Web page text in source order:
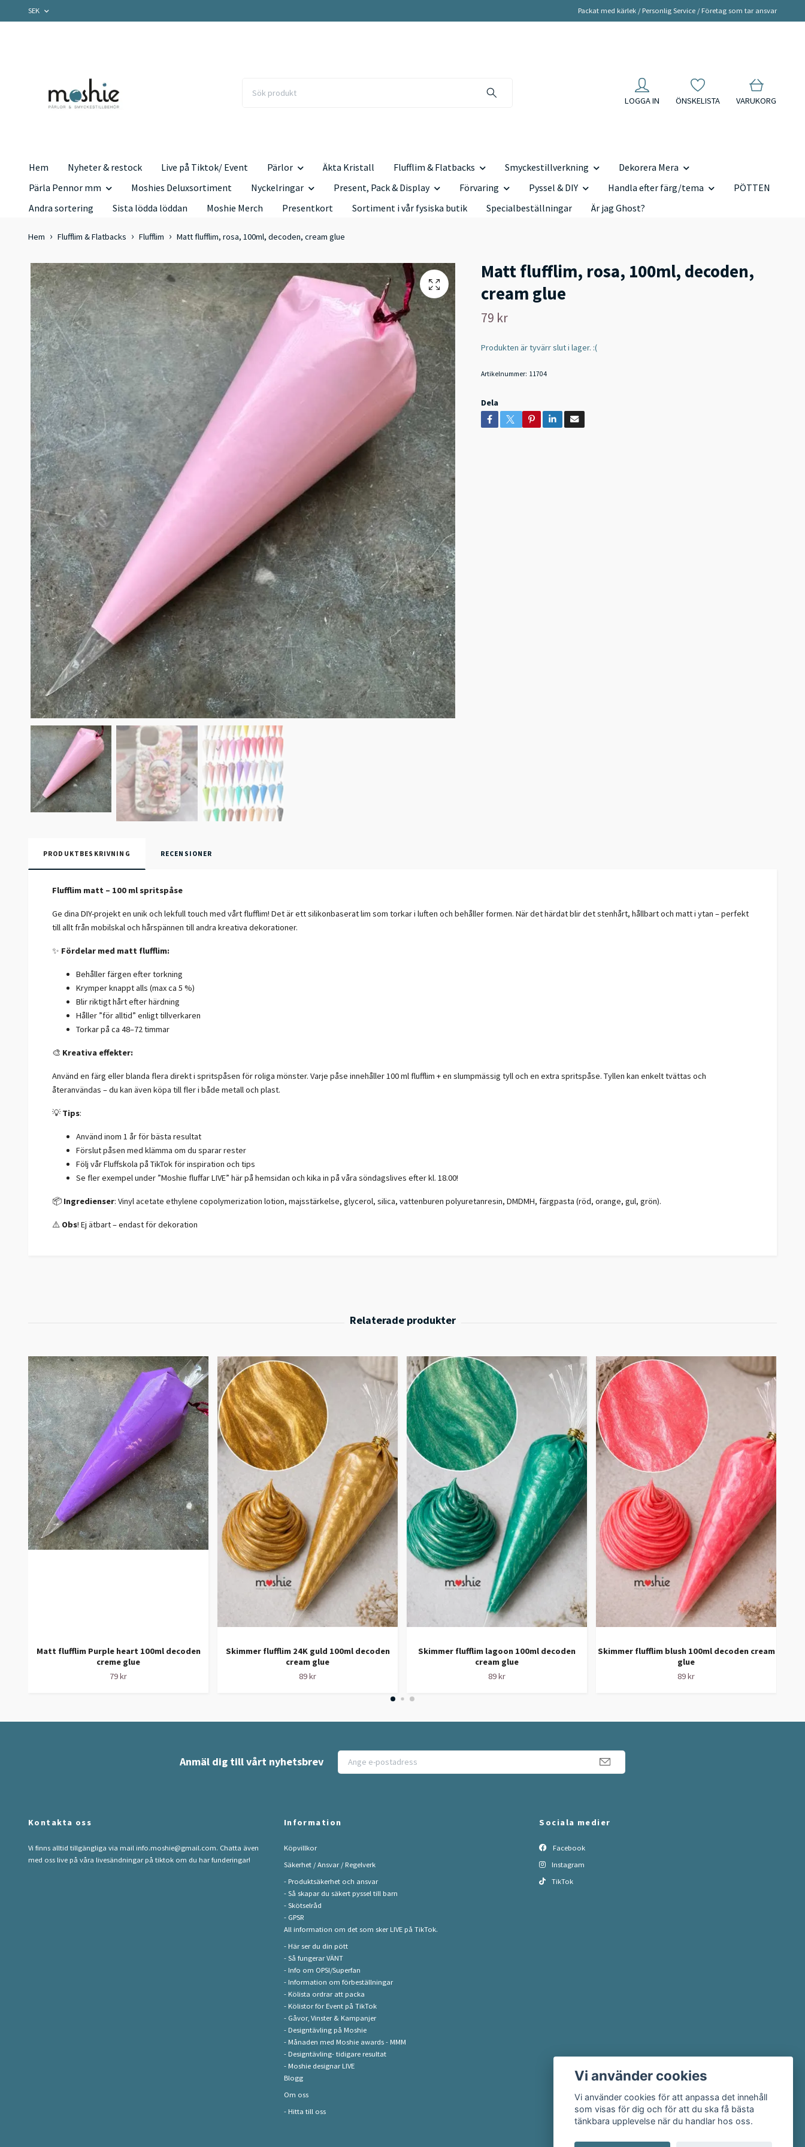
SEK Packat med kärlek / Personlig Service / Företag som tar ansvar
LOGGA IN ÖNSKELISTA VARUKORG
Hem Nyheter & restock Live på Tiktok/ Event Pärlor Äkta Kristall Flufflim & Flatbacks Smyckestillverkning
Dekorera Mera
Pärla Pennor mm
Moshies Deluxsortiment Nyckelringar Present, Pack & Display Förvaring Pyssel & DIY Handla efter färg/tema
PÖTTEN
Andra sortering
Sista lödda löddan Moshie Merch Presentkort Sortiment i vår fysiska butik Specialbeställningar Är jag Ghost?
Hem Flufflim & Flatbacks Flufflim Matt flufflim, rosa, 100ml, decoden, cream glue
Matt flufflim, rosa, 100ml, decoden,
cream glue
79 kr
Produkten är tyvärr slut i lager. :(
Artikelnummer: 11704
Dela
PRODUKTBESKRIVNING RECENSIONER
Flufflim matt – 100 ml spritspåse
Ge dina DIY-projekt en unik och lekfull touch med vårt flufflim! Det är ett silikonbaserat lim som torkar i luften och behåller formen. När det härdat blir det stenhårt, hållbart och matt i ytan – perfekt
till allt från mobilskal och hårspännen till andra kreativa dekorationer.
✨ Fördelar med matt flufflim:
Behåller färgen efter torkning
Krymper knappt alls (max ca 5 %)
Blir riktigt hårt efter härdning
Håller ”för alltid” enligt tillverkaren
Torkar på ca 48–72 timmar
🎨 Kreativa effekter:
Använd en färg eller blanda flera direkt i spritspåsen för roliga mönster. Varje påse innehåller 100 ml flufflim + en slumpmässig tyll och en extra spritspåse. Tyllen kan enkelt tvättas och
återanvändas – du kan även köpa till fler i både metall och plast.
💡Tips:
Använd inom 1 år för bästa resultat
Förslut påsen med klämma om du sparar rester
Följ vår Fluffskola på TikTok för inspiration och tips
Se fler exempel under ”Moshie fluffar LIVE” här på hemsidan och kika in på våra söndagslives efter kl. 18.00!
📦 Ingredienser: Vinyl acetate ethylene copolymerization lotion, majsstärkelse, glycerol, silica, vattenburen polyuretanresin, DMDMH, färgpasta (röd, orange, gul, grön).
⚠️ Obs! Ej ätbart – endast för dekoration
Matt flufflim Purple heart 100ml decoden
creme glue
79 kr
Skimmer flufflim 24K guld 100ml decoden
cream glue
89 kr
Skimmer flufflim lagoon 100ml decoden
cream glue
89 kr
Skimmer flufflim blush 100ml decoden cream
glue
89 kr
Anmäl dig till vårt nyhetsbrev
Kontakta oss
Vi finns alltid tillgängliga via mail info.moshie@gmail.com. Chatta även
med oss live på våra livesändningar på tiktok om du har funderingar!
Information
Köpvillkor
Säkerhet / Ansvar / Regelverk
- Produktsäkerhet och ansvar
- Så skapar du säkert pyssel till barn
- Skötselråd
- GPSR
All information om det som sker LIVE på TikTok.
- Här ser du din pött
- Så fungerar VÄNT
- Info om OPSI/Superfan
- Information om förbeställningar
- Kölista ordrar att packa
- Kölistor för Event på TikTok
- Gåvor, Vinster & Kampanjer
- Designtävling på Moshie
- Månaden med Moshie awards - MMM
- Designtävling- tidigare resultat
- Moshie designar LIVE
Blogg
Om oss
- Hitta till oss
Sociala medier
Facebook
Instagram
TikTok
Vi använder cookies
Vi använder cookies för att anpassa det innehåll
som visas för dig och för att du ska få bästa
tänkbara upplevelse när du handlar hos oss.